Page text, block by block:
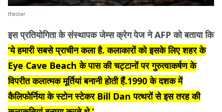
thestar
इस प्रतियोगिता के संस्थापक जेम्स क्रेग पेज ने AFP को बताया कि
‘ये हमारी सबसे प्राचीन कला है. कलाकारों को इसके लिए शहर के
Eye Cave Beach के पास की चट्टानों पर गुरुत्वाकर्षण के
विपरीत कलात्मक मूर्तियां बनानी होती हैं.1990 के दशक में
कैलिफोर्निया के स्टोन स्टेकर Bill Dan पत्थरों से इस तरह की